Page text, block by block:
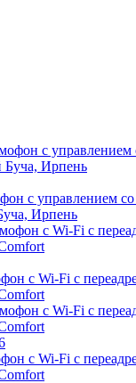
с управлением со
Ирпень
с Wi-Fi с
с Wi-Fi с